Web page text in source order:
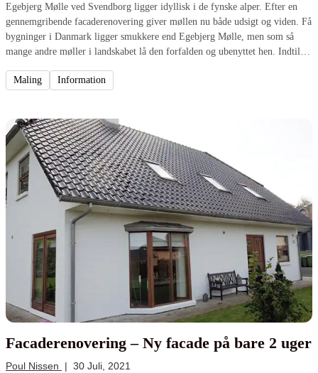
Egebjerg Mølle ved Svendborg ligger idyllisk i de fynske alper. Efter en
gennemgribende facaderenovering giver møllen nu både udsigt og viden. Få
bygninger i Danmark ligger smukkere end Egebjerg Mølle, men som så
mange andre møller i landskabet lå den forfalden og ubenyttet hen. Indtil
til et populært udflugtsmål med udstillinger, naturinfo og en enestående
Maling Information
Facaderenovering – Ny facade på bare 2 uger
Poul Nissen | 30 Juli, 2021